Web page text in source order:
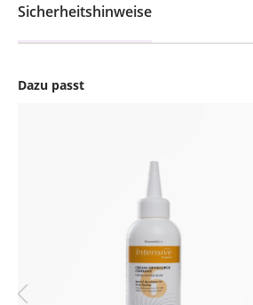
Dazu passt
Sicherheitshinweise